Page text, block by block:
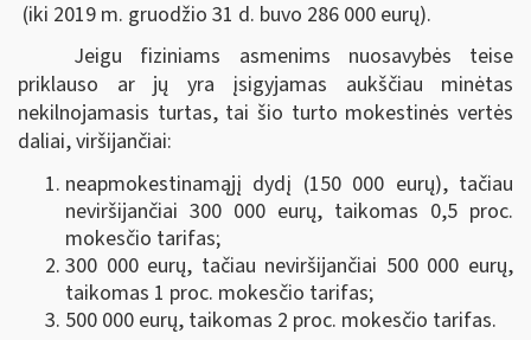
(iki 2019 m. gruodžio 31 d. buvo 286 000 eurų).
Jeigu fiziniams asmenims nuosavybės teise
priklauso ar jų yra įsigyjamas aukščiau minėtas
nekilnojamasis turtas, tai šio turto mokestinės vertės
daliai, viršijančiai:
neapmokestinamąjį dydį (150 000 eurų), tačiau
neviršijančiai 300 000 eurų, taikomas 0,5 proc.
mokesčio tarifas;
300 000 eurų, tačiau neviršijančiai 500 000 eurų,
taikomas 1 proc. mokesčio tarifas;
500 000 eurų, taikomas 2 proc. mokesčio tarifas.